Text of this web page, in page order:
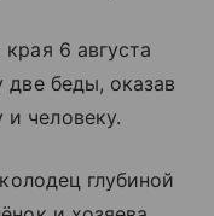
6 августа
две беды, оказав
человеку.
глубиной